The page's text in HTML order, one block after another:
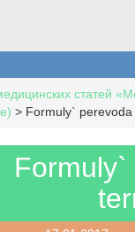
статей
> Formuly`